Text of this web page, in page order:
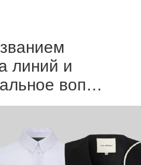
линий и
воп…